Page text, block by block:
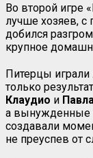
Во второй игре
лучше хозяев, с
добился
крупное
Питерцы играли
только
Клаудио и
а вынужденные
создавали
не преуспев от